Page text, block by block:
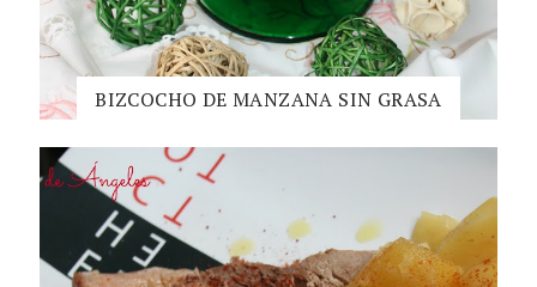
BIZCOCHO DE MANZANA SIN GRASA